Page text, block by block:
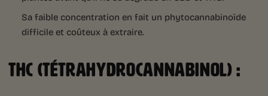
Sa faible concentration en fait un phytocannabinoïde
difficile et coûteux à extraire.
THC (TÉTRAHYDROCANNABINOL) :